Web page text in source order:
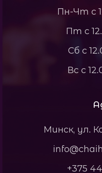
Пн-Чт с
Пт с
Сб с
Вс с
Минск, ул.
+375